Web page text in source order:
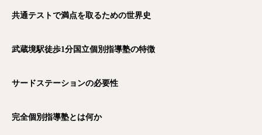
共通テストで満点を取るための世界史
武蔵境駅徒歩1分国立個別指導塾の特徴
サードステーションの必要性
完全個別指導塾とは何か